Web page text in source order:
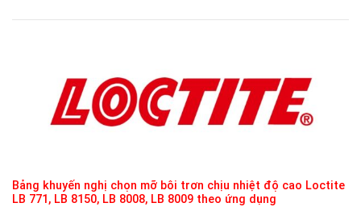
Bảng khuyến nghị chọn mỡ bôi trơn chịu nhiệt độ cao Loctite
LB 771, LB 8150, LB 8008, LB 8009 theo ứng dụng